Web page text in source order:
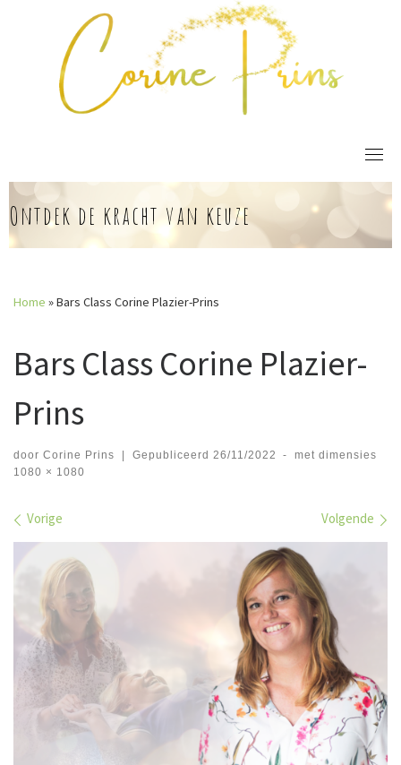
Ontdek de kracht van keuze
Home »Bars Class Corine Plazier-Prins
Bars Class Corine Plazier-
Prins
door Corine Prins Gepubliceerd 26/11/2022 -
met dimensies
1080 × 1080
Afbeeldingen navigatie
Vorige Volgende